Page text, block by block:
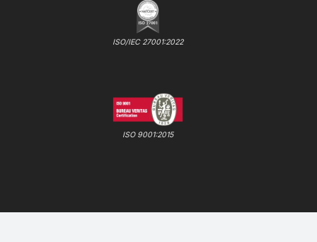
ISO/IEC 27001:2022
ISO 9001:2015